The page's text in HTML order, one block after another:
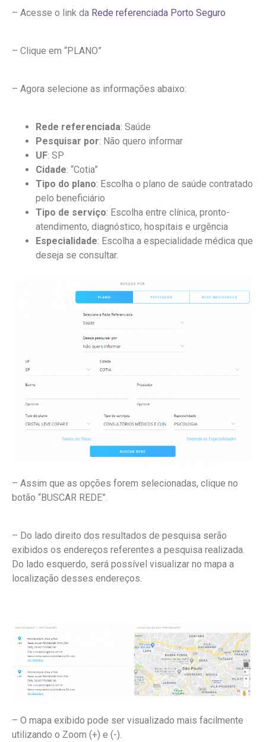
– Acesse o link da Rede referenciada Porto Seguro
– Clique em “PLANO”
– Agora selecione as informações abaixo:
Rede referenciada: Saúde
Pesquisar por: Não quero informar
UF: SP
Cidade: “Cotia”
Tipo do plano: Escolha o plano de saúde contratado
pelo beneficiário
Tipo de serviço: Escolha entre clínica, pronto-
atendimento, diagnóstico, hospitais e urgência
Especialidade: Escolha a especialidade médica que
deseja se consultar.
– Assim que as opções forem selecionadas, clique no
botão “BUSCAR REDE”.
– Do lado direito dos resultados de pesquisa serão
exibidos os endereços referentes a pesquisa realizada.
Do lado esquerdo, será possível visualizar no mapa a
localização desses endereços.
– O mapa exibido pode ser visualizado mais facilmente
utilizando o Zoom (+) e (-).